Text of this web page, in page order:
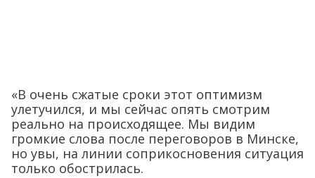
«В очень сжатые сроки этот оптимизм
улетучился, и мы сейчас опять смотрим
реально на происходящее. Мы видим
громкие слова после переговоров в Минске,
но увы, на линии соприкосновения ситуация
только обострилась.